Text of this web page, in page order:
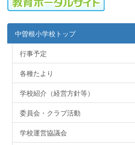
中曽根小学校トップ
行事予定
各種たより
学校紹介（経営方針等）
委員会・クラブ活動
学校運営協議会